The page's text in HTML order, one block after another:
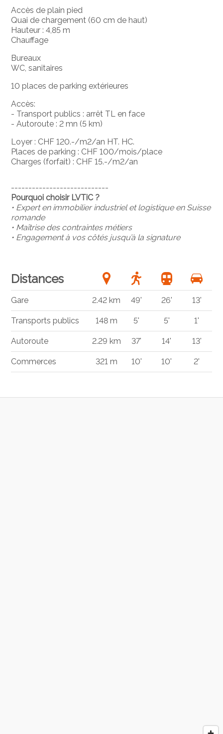
Accès de plain pied
Quai de chargement (60 cm de haut)
Hauteur : 4,85 m
Chauffage
Bureaux
WC, sanitaires
10 places de parking extérieures
Accès:
- Transport publics : arrêt TL en face
- Autoroute : 2 mn (5 km)
Loyer : CHF 120.-/m2/an HT. HC.
Places de parking : CHF 100/mois/place
Charges (forfait) : CHF 15.-/m2/an
----------------------------
Pourquoi choisir LVTiC ?
• Expert en immobilier industriel et logistique en Suisse
romande
• Maîtrise des contraintes métiers
• Engagement à vos côtés jusqu’à la signature
Distances
Gare 2.42 km 49' 26' 13'
Transports publics 148 m 5' 5' 1'
Autoroute 2.29 km 37' 14' 13'
Commerces 321 m 10' 10' 2'